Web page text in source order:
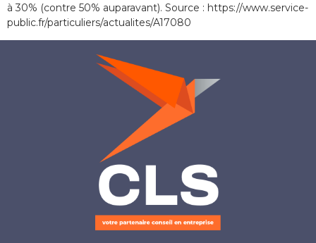
à 30% (contre 50% auparavant). Source : https://www.service-
public.fr/particuliers/actualites/A17080